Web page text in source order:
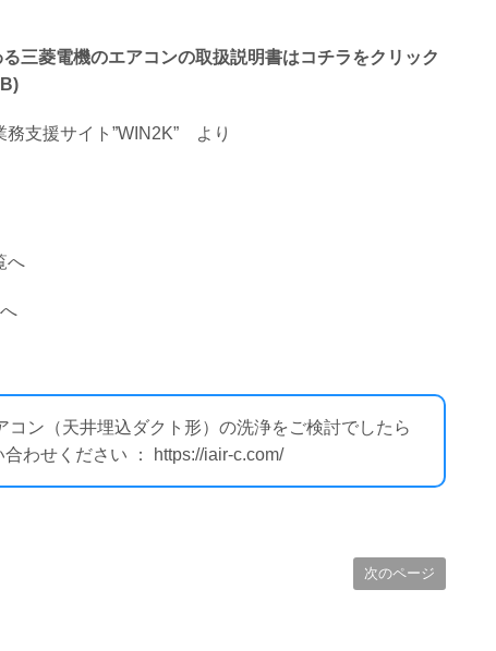
三菱電機のエアコンの取扱説明書はコチラをクリック
支援サイト”WIN2K” より
へ
ン（天井埋込ダクト形）の洗浄をご検討でしたら
わせください ： https://iair-c.com/
次のページ